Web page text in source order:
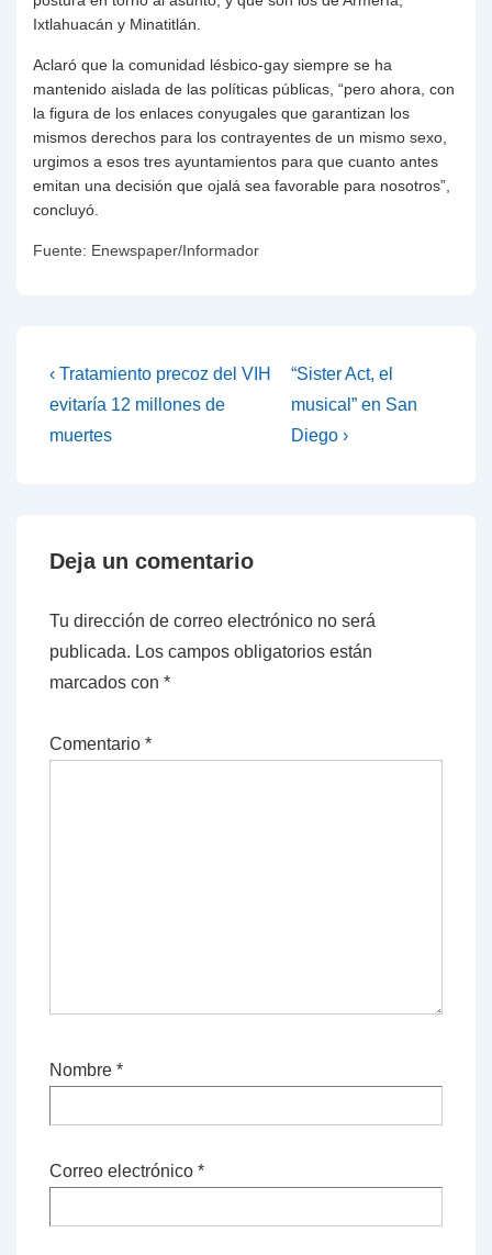
Ixtlahuacán y Minatitlán.
Aclaró que la comunidad lésbico-gay siempre se ha
mantenido aislada de las políticas públicas, “pero ahora, con
la figura de los enlaces conyugales que garantizan los
mismos derechos para los contrayentes de un mismo sexo,
urgimos a esos tres ayuntamientos para que cuanto antes
emitan una decisión que ojalá sea favorable para nosotros”,
concluyó.
Fuente: Enewspaper/Informador
Navegación
de
entradas
La
entrada
anterior
‹ Tratamiento precoz del VIH
evitaría 12 millones de
muertes
La
entrada
siguiente
“Sister Act, el
musical” en San
Diego ›
Deja un comentario
Tu dirección de correo electrónico no será
publicada. Los campos obligatorios están
marcados con *
Comentario *
Nombre *
Correo electrónico *